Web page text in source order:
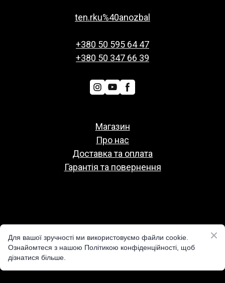
ten.rku%40anozbal
+380 50 595 64 47
+380 50 347 66 39
Магазин
Про нас
Доставка та оплата
Гарантія та повернення
Политіка конфіденційності
Публічна оферта
Для вашої зручності ми використовуємо файли cookie.
Ознайомтеся з нашою Політикою конфіденційності, щоб
дізнатися більше.